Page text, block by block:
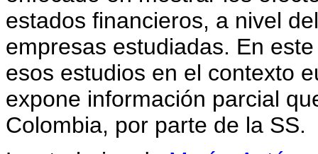
estados financieros, a nivel
empresas estudiadas. En
esos estudios en el contexto
expone información parcial
Colombia, por parte de la SS.